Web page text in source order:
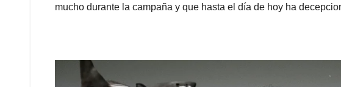
mucho durante la campaña y que hasta el día de hoy ha